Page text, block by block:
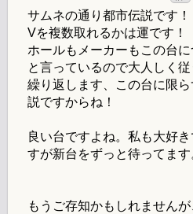
サムネの通り都市伝説です！
Vを複数取れるかは運です！
ホールもメーカーもこの台
と言っているので大人しく従
繰り返します、この台に限
説ですからね！
良い台ですよね。私も大好
すが新台をずっと待ってます
もうご存知かもしれません